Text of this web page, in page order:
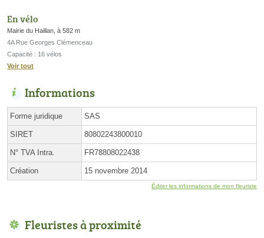
En vélo
Mairie du Haillan, à 582 m
4A Rue Georges Clémenceau
Capacité : 16 vélos
Voir tout
Informations
Forme juridique SAS
SIRET 80802243800010
N° TVA Intra. FR78808022438
Création 15 novembre 2014
Éditer les informations de mon fleuriste
Fleuristes à proximité